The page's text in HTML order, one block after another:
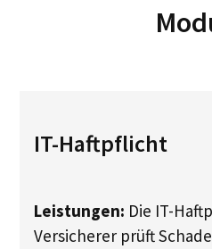
IT-Haftpflicht
Leistungen: Die IT-
Versicherer prüft